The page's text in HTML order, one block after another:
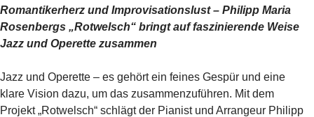
Romantikerherz und Improvisationslust – Philipp Maria
Rosenbergs „Rotwelsch“ bringt auf faszinierende Weise
Jazz und Operette zusammen
Jazz und Operette – es gehört ein feines Gespür und eine
klare Vision dazu, um das zusammenzuführen. Mit dem
Projekt „Rotwelsch“ schlägt der Pianist und Arrangeur Philipp